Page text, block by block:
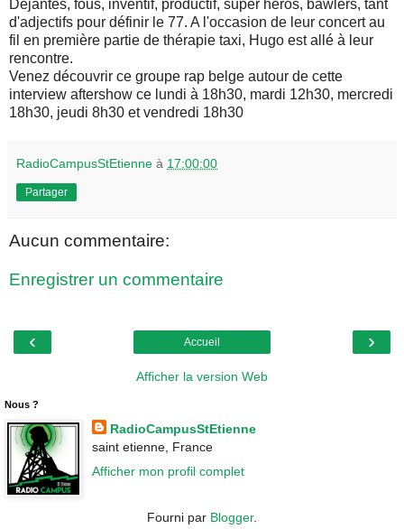
Déjantés, fous, inventif, productif, super héros, bawlers, tant
d'adjectifs pour définir le 77. A l'occasion de leur concert au
fil en première partie de thérapie taxi, Hugo est allé à leur
rencontre.
Venez découvrir ce groupe rap belge autour de cette
interview aftershow ce lundi à 18h30, mardi 12h30, mercredi
18h30, jeudi 8h30 et vendredi 18h30
RadioCampusStEtienne à 17:00:00
Partager
Aucun commentaire:
Enregistrer un commentaire
‹ ›
Accueil
Afficher la version Web
Nous ?
RadioCampusStEtienne
saint etienne, France
Afficher mon profil complet
Fourni par Blogger.